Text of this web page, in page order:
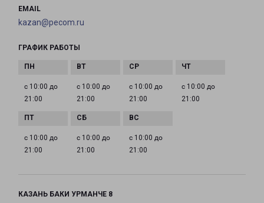
EMAIL
kazan@pecom.ru
ГРАФИК РАБОТЫ
с 10:00 до
21:00
с 10:00 до
21:00
с 10:00 до
21:00
с 10:00 до
21:00
с 10:00 до
21:00
с 10:00 до
21:00
с 10:00 до
21:00
КАЗАНЬ БАКИ УРМАНЧЕ 8